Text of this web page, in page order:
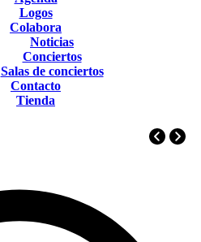
Logos
Colabora
Noticias
Conciertos
Salas de conciertos
Contacto
Tienda